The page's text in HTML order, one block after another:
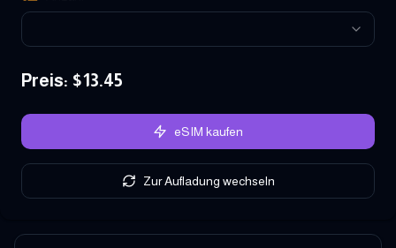
Preis: $13.45
eSIM kaufen
Zur Aufladung wechseln